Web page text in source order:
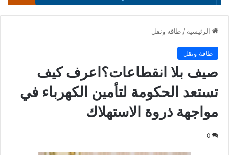
الرئيسية / طاقة ونقل
طاقة ونقل
صيف بلا انقطاعات؟اعرف كيف
تستعد الحكومة لتأمين الكهرباء في
مواجهة ذروة الاستهلاك
0